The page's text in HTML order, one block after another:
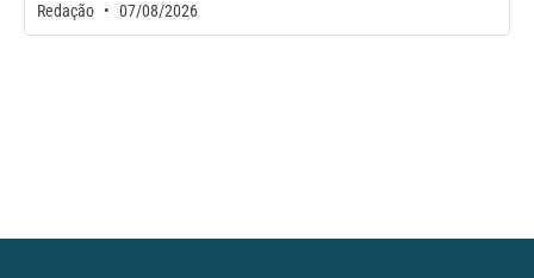
Redação 07/08/2026